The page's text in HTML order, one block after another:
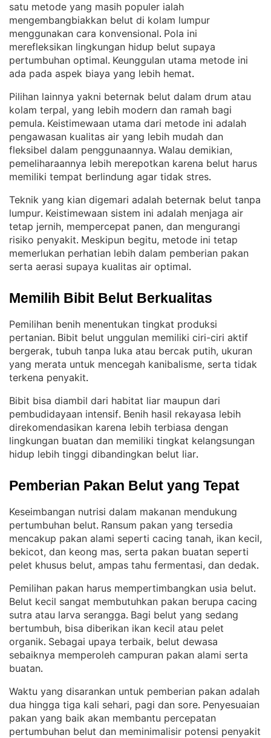
satu metode yang masih populer ialah
mengembangbiakkan belut di kolam lumpur
menggunakan cara konvensional. Pola ini
merefleksikan lingkungan hidup belut supaya
pertumbuhan optimal. Keunggulan utama metode ini
ada pada aspek biaya yang lebih hemat.
Pilihan lainnya yakni beternak belut dalam drum atau
kolam terpal, yang lebih modern dan ramah bagi
pemula. Keistimewaan utama dari metode ini adalah
pengawasan kualitas air yang lebih mudah dan
fleksibel dalam penggunaannya. Walau demikian,
pemeliharaannya lebih merepotkan karena belut harus
memiliki tempat berlindung agar tidak stres.
Teknik yang kian digemari adalah beternak belut tanpa
lumpur. Keistimewaan sistem ini adalah menjaga air
tetap jernih, mempercepat panen, dan mengurangi
risiko penyakit. Meskipun begitu, metode ini tetap
memerlukan perhatian lebih dalam pemberian pakan
serta aerasi supaya kualitas air optimal.
Memilih Bibit Belut Berkualitas
Pemilihan benih menentukan tingkat produksi
pertanian. Bibit belut unggulan memiliki ciri-ciri aktif
bergerak, tubuh tanpa luka atau bercak putih, ukuran
yang merata untuk mencegah kanibalisme, serta tidak
terkena penyakit.
Bibit bisa diambil dari habitat liar maupun dari
pembudidayaan intensif. Benih hasil rekayasa lebih
direkomendasikan karena lebih terbiasa dengan
lingkungan buatan dan memiliki tingkat kelangsungan
hidup lebih tinggi dibandingkan belut liar.
Pemberian Pakan Belut yang Tepat
Keseimbangan nutrisi dalam makanan mendukung
pertumbuhan belut. Ransum pakan yang tersedia
mencakup pakan alami seperti cacing tanah, ikan kecil,
bekicot, dan keong mas, serta pakan buatan seperti
pelet khusus belut, ampas tahu fermentasi, dan dedak.
Pemilihan pakan harus mempertimbangkan usia belut
Belut kecil sangat membutuhkan pakan berupa cacing
sutra atau larva serangga. Bagi belut yang sedang
bertumbuh, bisa diberikan ikan kecil atau pelet
organik. Sebagai upaya terbaik, belut dewasa
sebaiknya memperoleh campuran pakan alami serta
buatan.
Waktu yang disarankan untuk pemberian pakan adalah
dua hingga tiga kali sehari, pagi dan sore. Penyesuaian
pakan yang baik akan membantu percepatan
pertumbuhan belut dan meminimalisir potensi penyakit